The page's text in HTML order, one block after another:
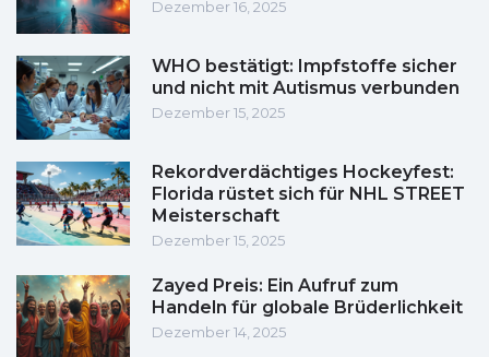
Dezember 16, 2025
WHO bestätigt: Impfstoffe sicher
und nicht mit Autismus verbunden
Dezember 15, 2025
Rekordverdächtiges Hockeyfest:
Florida rüstet sich für NHL STREET
Meisterschaft
Dezember 15, 2025
Zayed Preis: Ein Aufruf zum
Handeln für globale Brüderlichkeit
Dezember 14, 2025